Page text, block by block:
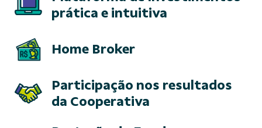
prática e intuitiva
Home Broker
Participação nos resultados
da Cooperativa